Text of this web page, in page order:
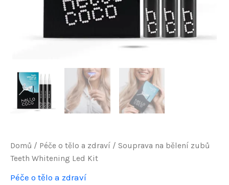
Domů / Péče o tělo a zdraví / Souprava na bělení zubů
Teeth Whitening Led Kit
Péče o tělo a zdraví